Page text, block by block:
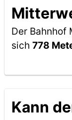
Der
sich 778
Kann